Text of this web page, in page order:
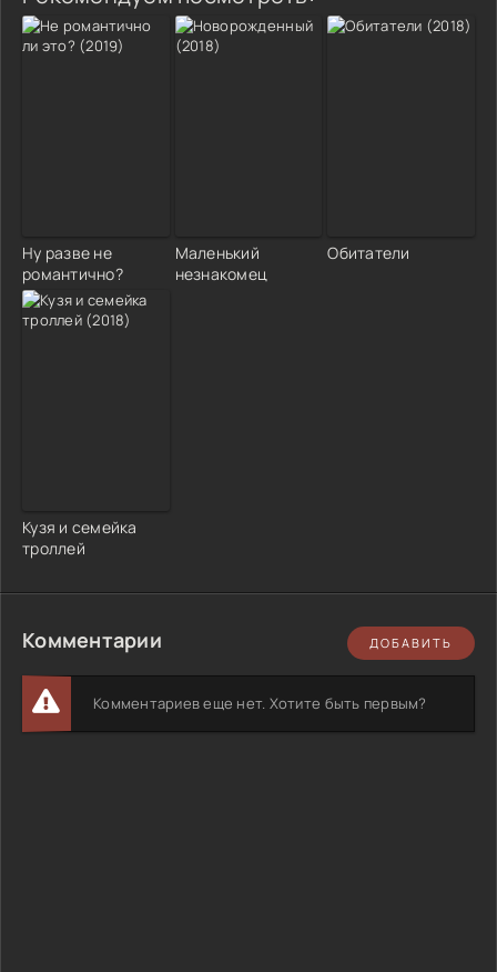
Ну разве не
романтично?
Маленький
незнакомец
Обитатели
Кузя и семейка
троллей
Комментарии ДОБАВИТЬ
Комментариев еще нет. Хотите быть первым?